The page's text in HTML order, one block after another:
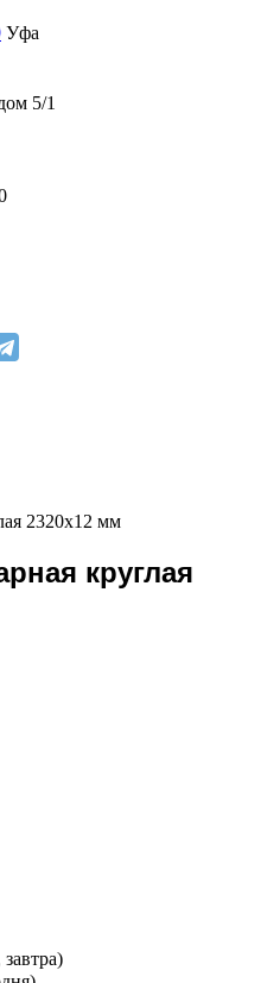
Уфа
5/1
2320х12 мм
круглая